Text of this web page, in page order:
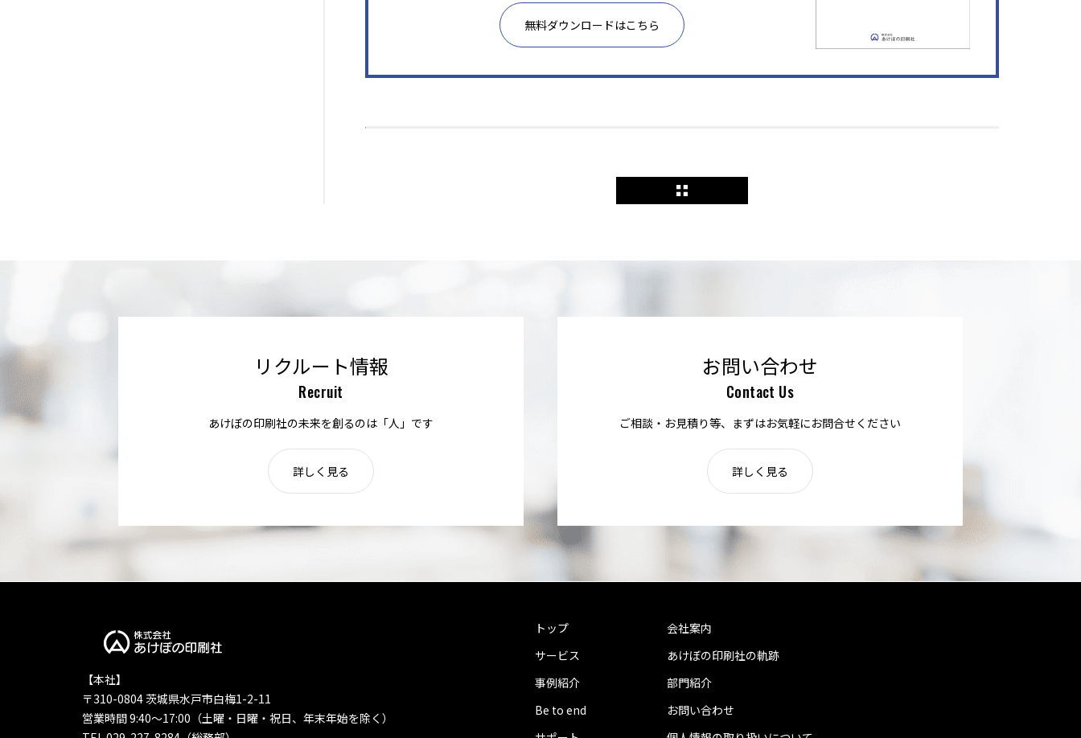
無料ダウンロードはこちら
リクルート情報
Recruit
あけぼの印刷社の未来を創るのは「人」です
詳しく見る
お問い合わせ
Contact Us
ご相談・お見積り等、まずはお気軽にお問合せください
詳しく見る
【本社】
〒310-0804 茨城県水戸市白梅1-2-11
営業時間 9:40〜17:00（土曜・日曜・祝日、年末年始を除く）
トップ
サービス
事例紹介
Be to end
会社案内
あけぼの印刷社の軌跡
部門紹介
お問い合わせ